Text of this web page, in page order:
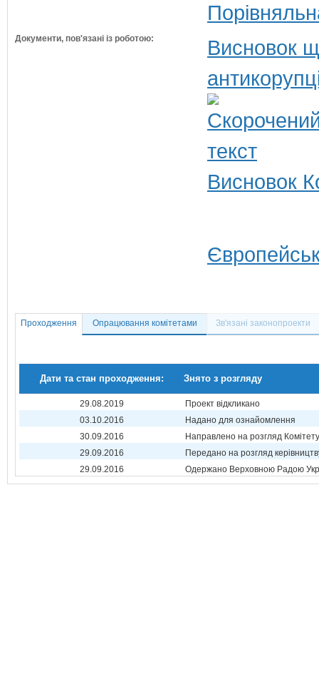
Документи, пов'язані із роботою:
Висновок
Висновок
Проходження Опрацювання комітетами Зв'язані законопроекти
Дати та стан проходження: Знято з розгляду
29.08.2019
Проект відкликано
03.10.2016
Надано для ознайомлення
30.09.2016
Направлено на розгляд Комітету
29.09.2016
Передано на розгляд
29.09.2016
Одержано Верховною Радою